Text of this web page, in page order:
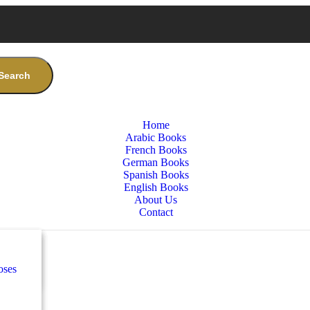
Home
Arabic Books
French Books
German Books
Spanish Books
English Books
About Us
Contact